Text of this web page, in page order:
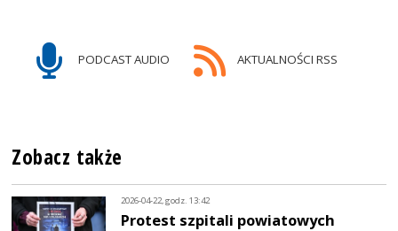
PODCAST AUDIO AKTUALNOŚCI RSS
Zobacz także
2026-04-22, godz. 13:42
Protest szpitali powiatowych